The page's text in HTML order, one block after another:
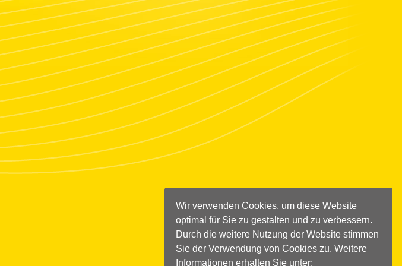
Wir verwenden Cookies, um diese Website
optimal für Sie zu gestalten und zu verbessern.
Durch die weitere Nutzung der Website stimmen
Sie der Verwendung von Cookies zu. Weitere
Informationen erhalten Sie unter: